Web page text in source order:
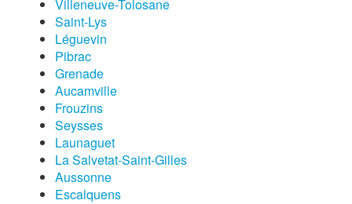
Villeneuve-Tolosane
Saint-Lys
Léguevin
Pibrac
Grenade
Aucamville
Frouzins
Seysses
Launaguet
La Salvetat-Saint-Gilles
Aussonne
Escalquens